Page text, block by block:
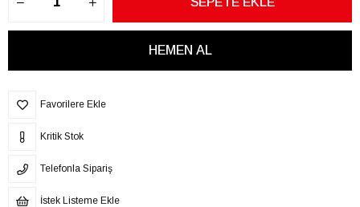
Favorilere Ekle
Kritik Stok
Telefonla Sipariş
İstek Listeme Ekle